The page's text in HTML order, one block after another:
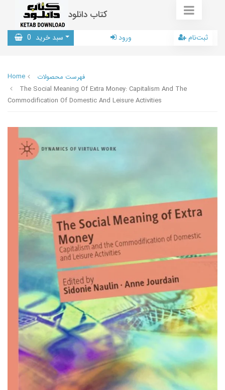
کتاب دانلود
سبد خرید 0 ورود ثبت‌نام
Home
فهرست محصولات
The Social Meaning Of Extra Money: Capitalism And The
Commodification Of Domestic And Leisure Activities